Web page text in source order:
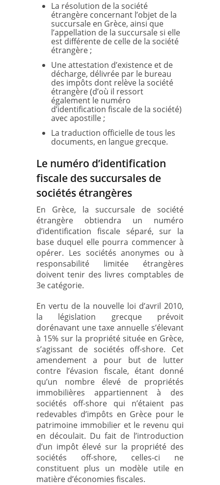
La résolution de la société
étrangère concernant l’objet de la
succursale en Grèce, ainsi que
l’appellation de la succursale si elle
est différente de celle de la société
étrangère ;
Une attestation d’existence et de
décharge, délivrée par le bureau
des impôts dont relève la société
étrangère (d’où il ressort
également le numéro
d’identification fiscale de la société)
avec apostille ;
La traduction officielle de tous les
documents, en langue grecque.
Le numéro d’identification
fiscale des succursales de
sociétés étrangères
En Grèce, la succursale de société
étrangère obtiendra un numéro
d’identification fiscale séparé, sur la
base duquel elle pourra commencer à
opérer. Les sociétés anonymes ou à
responsabilité limitée étrangères
doivent tenir des livres comptables de
3e catégorie.
En vertu de la nouvelle loi d’avril 2010,
la législation grecque prévoit
dorénavant une taxe annuelle s’élevant
à 15% sur la propriété située en Grèce,
s’agissant de sociétés off-shore. Cet
amendement a pour but de lutter
contre l’évasion fiscale, étant donné
qu’un nombre élevé de propriétés
immobilières appartiennent à des
sociétés off-shore qui n’étaient pas
redevables d’impôts en Grèce pour le
patrimoine immobilier et le revenu qui
en découlait. Du fait de l’introduction
d’un impôt élevé sur la propriété des
sociétés off-shore, celles-ci ne
constituent plus un modèle utile en
matière d’économies fiscales.